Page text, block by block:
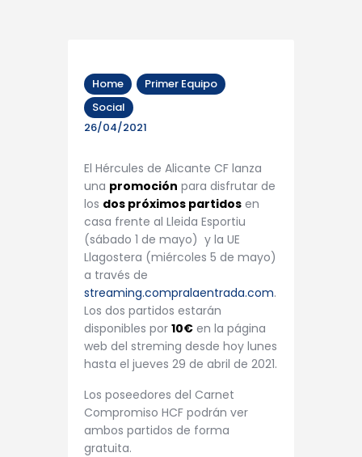
Home
Primer Equipo
Social
26/04/2021
El Hércules de Alicante CF lanza
una promoción para disfrutar de
los dos próximos partidos en
casa frente al Lleida Esportiu
(sábado 1 de mayo) y la UE
Llagostera (miércoles 5 de mayo)
a través de
streaming.compralaentrada.com.
Los dos partidos estarán
disponibles por 10€ en la página
web del streming desde hoy lunes
hasta el jueves 29 de abril de 2021.
Los poseedores del Carnet
Compromiso HCF podrán ver
ambos partidos de forma
gratuita.